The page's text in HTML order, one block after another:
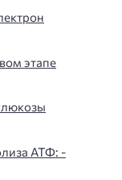
этапе
АТФ: -